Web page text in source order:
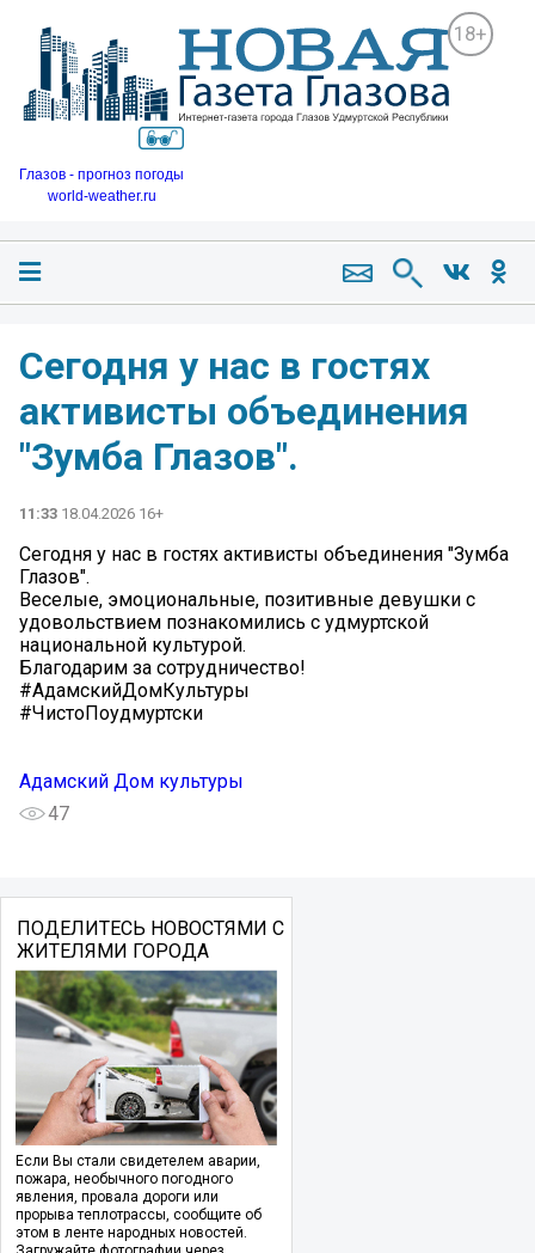
18+
Глазов - прогноз погоды
world-weather.ru
Сегодня у нас в гостях
активисты объединения
"Зумба Глазов".
11:33 18.04.2026 16+
Сегодня у нас в гостях активисты объединения "Зумба
Глазов".
Веселые, эмоциональные, позитивные девушки с
удовольствием познакомились с удмуртской
национальной культурой.
Благодарим за сотрудничество!
#АдамскийДомКультуры
#ЧистоПоудмуртски
Адамский Дом культуры
47
ПОДЕЛИТЕСЬ НОВОСТЯМИ С
ЖИТЕЛЯМИ ГОРОДА
Если Вы стали свидетелем аварии,
пожара, необычного погодного
явления, провала дороги или
прорыва теплотрассы, сообщите об
этом в ленте народных новостей.